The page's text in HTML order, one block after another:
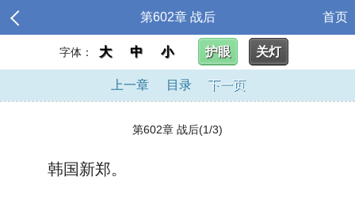
第602章 战后 首页
字体： 大 中 小 护眼 关灯
上一章 目录 下一页
第602章 战后(1/3)
韩国新郑。